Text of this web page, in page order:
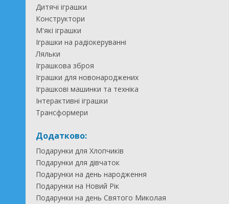
Дитячі іграшки
Конструктори
М'які іграшки
Іграшки на радіокеруванні
Ляльки
Іграшкова зброя
Іграшки для новонароджених
Іграшкові машинки та техніка
Інтерактивні іграшки
Трансформери
Додатково:
Подарунки для Хлопчиків
Подарунки для дівчаток
Подарунки на день народження
Подарунки на Новий Рік
Подарунки на день Святого Миколая